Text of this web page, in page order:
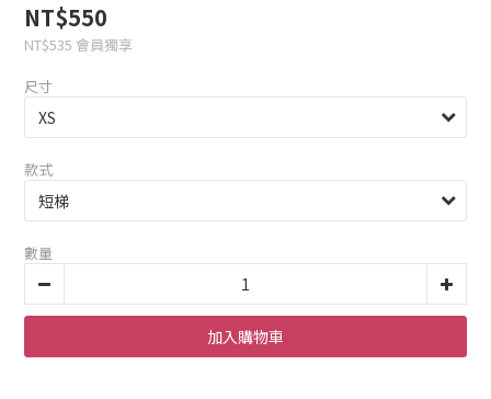
NT$550
NT$535 會員獨享
尺寸
款式
數量
加入購物車